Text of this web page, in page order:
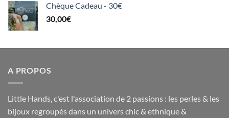
Chèque Cadeau - 30€
30,00€
A PROPOS
Little Hands, c'est l'association de 2 passions : les perles & les
bijoux regroupés dans un univers chic & ethnique &